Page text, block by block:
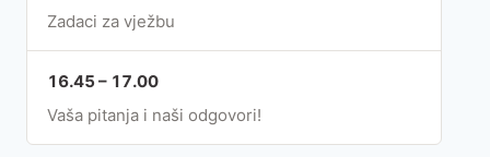
Zadaci za vježbu
16.45 – 17.00
Vaša pitanja i naši odgovori!